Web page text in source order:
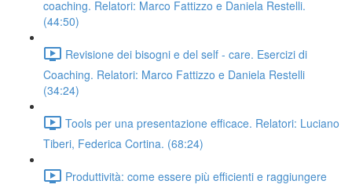
coaching. Relatori: Marco Fattizzo e Daniela Restelli.
(44:50)
Revisione dei bisogni e del self - care. Esercizi di
Coaching. Relatori: Marco Fattizzo e Daniela Restelli
(34:24)
Tools per una presentazione efficace. Relatori: Luciano
Tiberi, Federica Cortina. (68:24)
Produttività: come essere più efficienti e raggiungere